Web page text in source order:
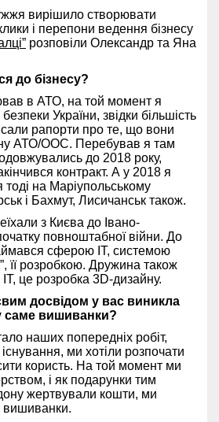
вирішило створювати
і перепони ведення бізнесу
розповіли Олександр та Яна
до бізнесу?
в АТО, на той момент я
України, звідки більшість
рапорти про те, що вони
АТО/ООС. Перебував я там
до 2018 року,
контракт. А у 2018 я
тоді на Маріупольському
і Бахмут, Лисичанськ також.
з Києва до Івано-
повноштабної війни. До
сферою IT, системою
її розробкою. Дружина також
це розробка 3D-дизайну.
досвідом у вас виникла
саме вишиванки?
наших попередніх робіт,
існування, ми хотіли розпочати
користь. На той момент ми
і як подарунки тим
жертвували кошти, ми
вишиванки.